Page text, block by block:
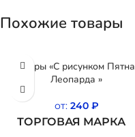
Похожие товары
Шары «С рисунком Пятна
Леопарда »
от: 240 ₽
ТОРГОВАЯ МАРКА